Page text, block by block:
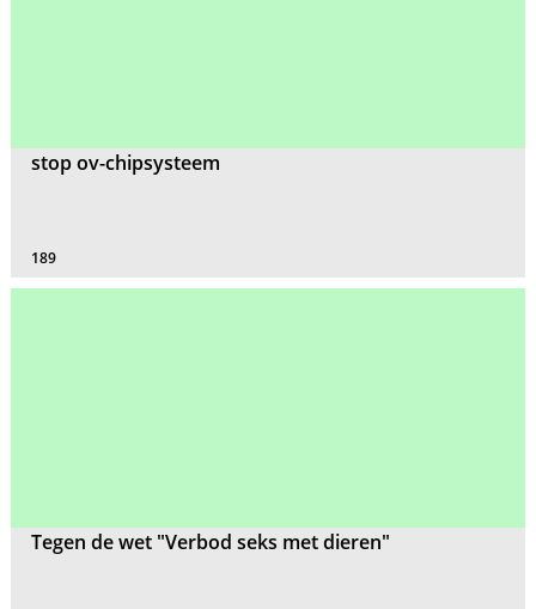
stop ov-chipsysteem
189
Tegen de wet "Verbod seks met dieren"